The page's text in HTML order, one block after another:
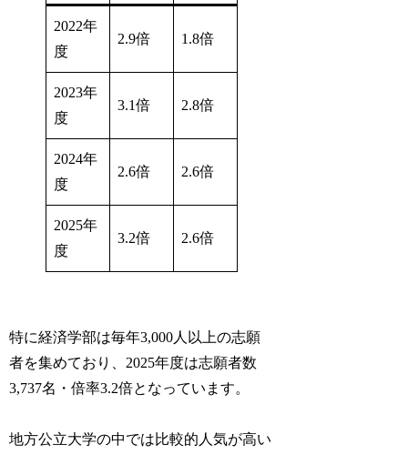
2022年
度
2.9倍 1.8倍
2023年
度
3.1倍 2.8倍
2024年
度
2.6倍 2.6倍
2025年
度
3.2倍 2.6倍
特に経済学部は毎年3,000人以上の志願
者を集めており、2025年度は志願者数
3,737名・倍率3.2倍となっています。
地方公立大学の中では比較的人気が高い